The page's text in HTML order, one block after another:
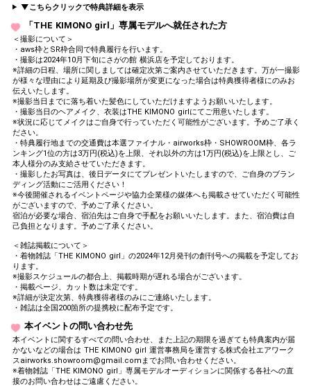
▼こちらクリックで特典詳細を表示
「THE KIMONO girl」専属モデルへ就任された方
＜撮影について＞
・aws枠とSR枠合同で特典履行を行います。
・撮影は2024年10月下旬にさがの館 横浜店を予定しております。
※詳細の日程、場所に関しましては確定次第ご案内させていただきます。万が一撮影
が様々な理由により延期及び撮影場所が変更になった場合は特典獲得者様にのみお
伝えいたします。
※撮影当日までに落ち着いた髪色にしていただけますようお願いいたします。
・撮影当日のヘアメイク、衣装はTHE KIMONO girlにてご用意いたします。
※状況に応じてメイクはご自身で行っていただく可能性がございます。予めご了承く
ださい。
・特典履行地までの交通費は本選ファイナル・airworks枠・SHOWROOM枠、各ラ
ンキング1位の方は3万円(税込)を上限、それ以外の方は1万円(税込)を上限とし、ご
本人様分のみ支給させていただきます。
・撮影したお写真は、後日データにてプレゼントいたしますので、ご自身のブラン
ディング活動にご活用ください！
※今後開催されるイベントページや協力企業様の媒体へも掲載させていただく可能性
がございますので、予めご了承ください。
宿泊が必要な場合、宿泊先はご自身で手配をお願いいたします。また、宿泊費は自
己負担となります。予めご了承ください。
＜雑誌掲載について＞
・着物雑誌「THE KIMONO girl」の2024年12月発刊の創刊号への掲載を予定してお
ります。
※撮影スケジュールの都合上、掲載時期が遅れる場合がございます。
・掲載ページ、カット数は未定です。
※詳細が決定次第、特典獲得者様のみにご連絡いたします。
・雑誌は全国200箇所の提携校に配布予定です。
本イベントの問い合わせ先
本イベントに関するすべての問い合わせ、また上記の期限を過ぎても特典案内が届
かないなどの場合は THE KIMONO girl 運営事務局を運営する株式会社エアワーク
スairworks.showroom@gmail.comまでお問い合わせください。
※着物雑誌「THE KIMONO girl」専属モデルオーディションに関係する各社への直
接のお問い合わせはご遠慮ください。